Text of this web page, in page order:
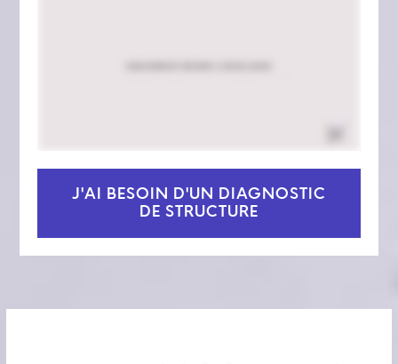
J'AI BESOIN D'UN DIAGNOSTIC
DE STRUCTURE